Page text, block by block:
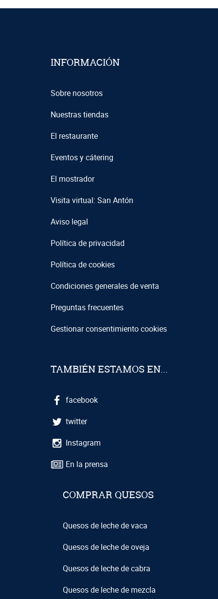
INFORMACIÓN
Sobre nosotros
Nuestras tiendas
El restaurante
Eventos y cátering
El mostrador
Visita virtual: San Antón
Aviso legal
Política de privacidad
Política de cookies
Condiciones generales de venta
Preguntas frecuentes
Gestionar consentimiento cookies
TAMBIÉN ESTAMOS EN...
facebook
twitter
Instagram
En la prensa
COMPRAR QUESOS
Quesos de leche de vaca
Quesos de leche de oveja
Quesos de leche de cabra
Quesos de leche de mezcla